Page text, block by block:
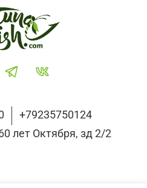
+79235750124
лет Октября, зд 2/2